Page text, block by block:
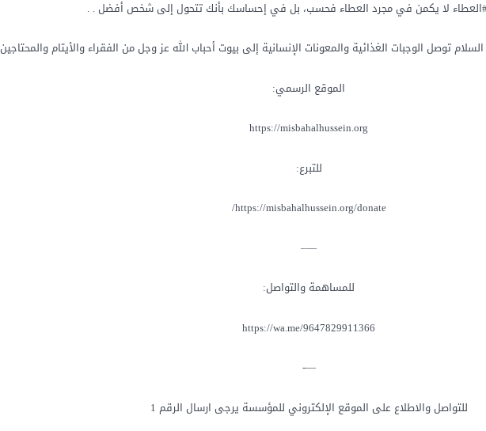
لا يكمن في مجرد العطاء فحسب، بل في إحساسك بأنك تتحول إلى شخص أفضل . .
توصل الوجبات الغذائية والمعونات الإنسانية إلى بيوت أحباب الله عز وجل من الفقراء والأيتام والمحتاجين
الموقع الرسمي:
للتبرع:
‏https://misbahalhussein.org/donate/
—–
للمساهمة والتواصل:
—-
للتواصل والاطلاع على الموقع الإلكتروني للمؤسسة يرجى ارسال الرقم 1